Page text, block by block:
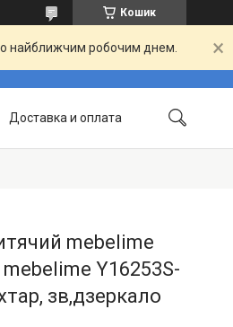
Кошик
найближчим робочим днем.
Доставка и оплата
mebelime
Y16253S-
зв,дзеркало